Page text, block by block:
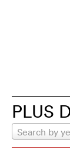
PLUS
Search by